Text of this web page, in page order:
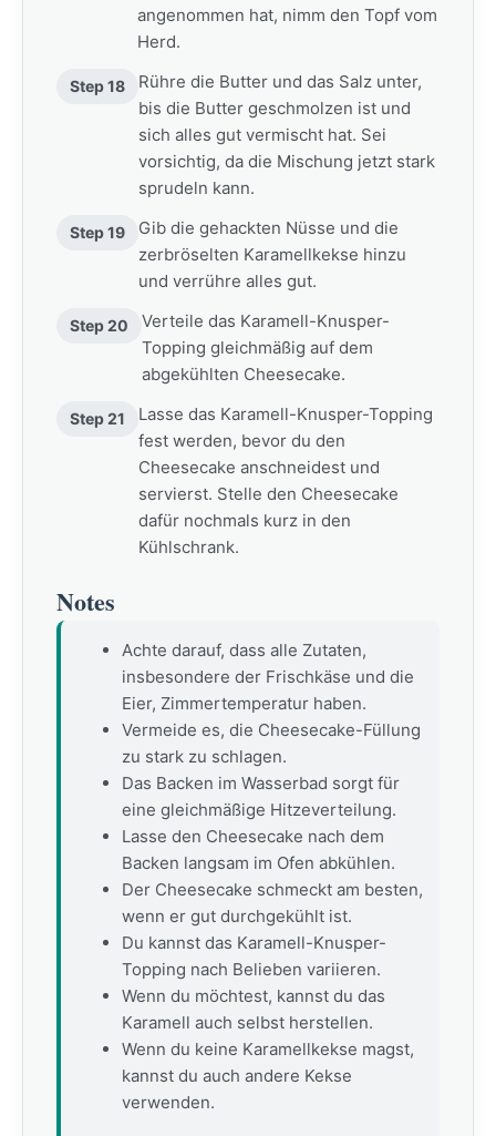
angenommen hat, nimm den Topf vom
Herd.
Step 18
Rühre die Butter und das Salz unter,
bis die Butter geschmolzen ist und
sich alles gut vermischt hat. Sei
vorsichtig, da die Mischung jetzt stark
sprudeln kann.
Step 19
Gib die gehackten Nüsse und die
zerbröselten Karamellkekse hinzu
und verrühre alles gut.
Step 20
Verteile das Karamell-Knusper-
Topping gleichmäßig auf dem
abgekühlten Cheesecake.
Step 21
Lasse das Karamell-Knusper-Topping
fest werden, bevor du den
Cheesecake anschneidest und
servierst. Stelle den Cheesecake
dafür nochmals kurz in den
Kühlschrank.
Notes
Achte darauf, dass alle Zutaten,
insbesondere der Frischkäse und die
Eier, Zimmertemperatur haben.
Vermeide es, die Cheesecake-Füllung
zu stark zu schlagen.
Das Backen im Wasserbad sorgt für
eine gleichmäßige Hitzeverteilung.
Lasse den Cheesecake nach dem
Backen langsam im Ofen abkühlen.
Der Cheesecake schmeckt am besten,
wenn er gut durchgekühlt ist.
Du kannst das Karamell-Knusper-
Topping nach Belieben variieren.
Wenn du möchtest, kannst du das
Karamell auch selbst herstellen.
Wenn du keine Karamellkekse magst,
kannst du auch andere Kekse
verwenden.